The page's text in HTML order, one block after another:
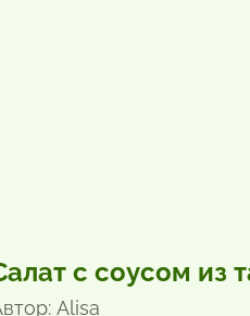
с соусом из
Alisa